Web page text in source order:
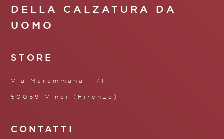
DELLA CALZATURA DA
UOMO
STORE
Via Maremmana, 171
50059 Vinci (Firenze)
CONTATTI